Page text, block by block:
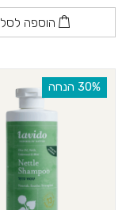
הוספה לסל
‫30% הנחה